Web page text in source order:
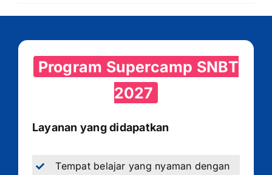
Program Supercamp SNBT
2027
Layanan yang didapatkan
Tempat belajar yang nyaman dengan